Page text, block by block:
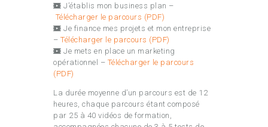
J’établis mon business plan –
Télécharger le parcours (PDF)
Je finance mes projets et mon entreprise
– Télécharger le parcours (PDF)
Je mets en place un marketing
opérationnel – Télécharger le parcours
(PDF)
La durée moyenne d’un parcours est de 12
heures, chaque parcours étant composé
par 25 à 40 vidéos de formation,